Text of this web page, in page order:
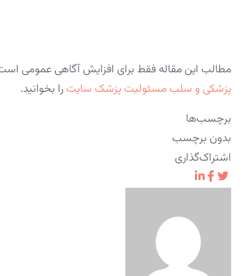
مطالب این مقاله فقط برای افزایش آگاهی عمومی
پزشکی و سلب مسئولیت پزشک سایت را بخوانید.
برچسب‌ها
بدون برچسب
اشتراک‌گذاری